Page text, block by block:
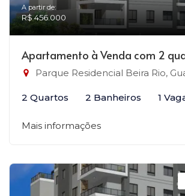
A partir de:
R$ 456.000
Apartamento à Venda com 2
Parque Residencial Beira Rio,
2 Quartos 2 Banheiros 1
Mais informações